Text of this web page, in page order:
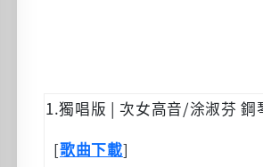
1.獨唱版 | 次女高音/涂淑芬 鋼
[歌曲下載]